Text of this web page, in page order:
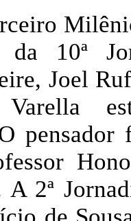
da 10ª
Joel
A 2ª